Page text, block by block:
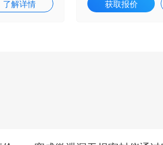
了解详情 获取报价